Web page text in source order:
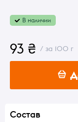
В наличии
93 ₴ / за 100 г
Состав